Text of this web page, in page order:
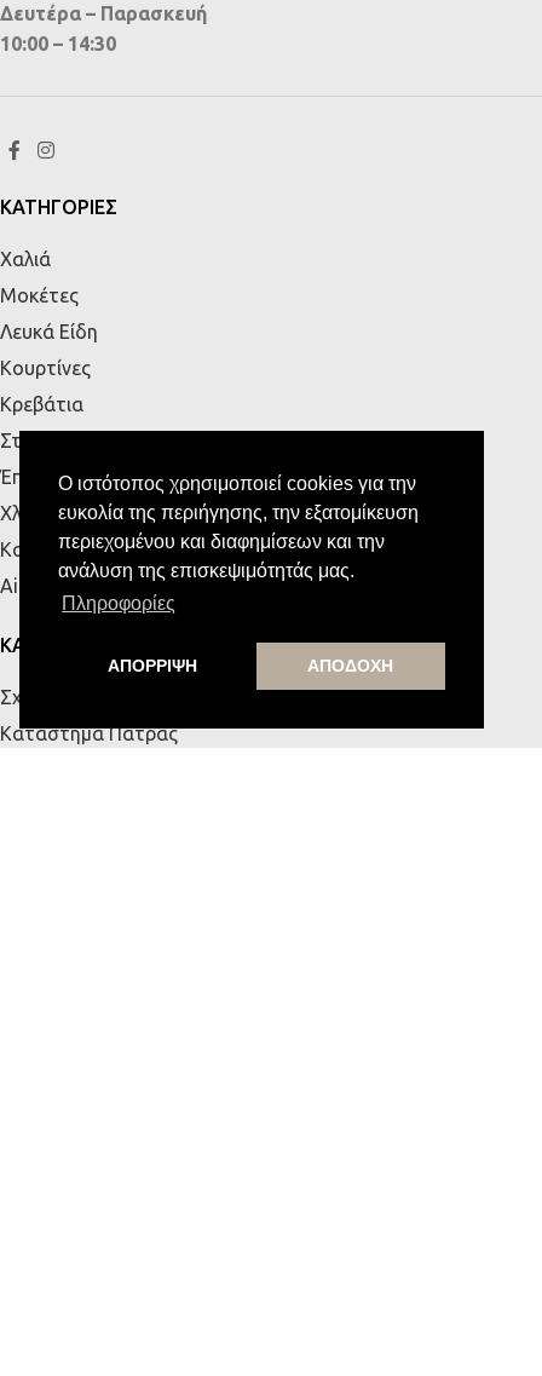
Ο ιστότοπος χρησιμοποιεί cookies για την
ευκολία της περιήγησης, την εξατομίκευση
περιεχομένου και διαφημίσεων και την
ανάλυση της επισκεψιμότητάς μας.
Πληροφορίες
ΑΠΟΡΡΙΨΗ ΑΠΟΔΟΧΗ
Δευτέρα – Παρασκευή
10:00 – 14:30
ΚΑΤΗΓΟΡΙΕΣ
Χαλιά
Μοκέτες
Λευκά Είδη
Κουρτίνες
Κρεβάτια
Στρώματα
Έπιπλα Εξωτερικού Χώρου
Χλοοτάπητες
Κουζίνα
Airbnb
ΚΑΤΑΣΤΗΜΑΤΑ
Σχετικά με εμάς
Κατάστημα Πάτρας